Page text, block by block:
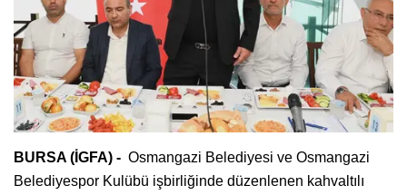
BURSA (İGFA) - Osmangazi Belediyesi ve Osmangazi
Belediyespor Kulübü işbirliğinde düzenlenen kahvaltılı